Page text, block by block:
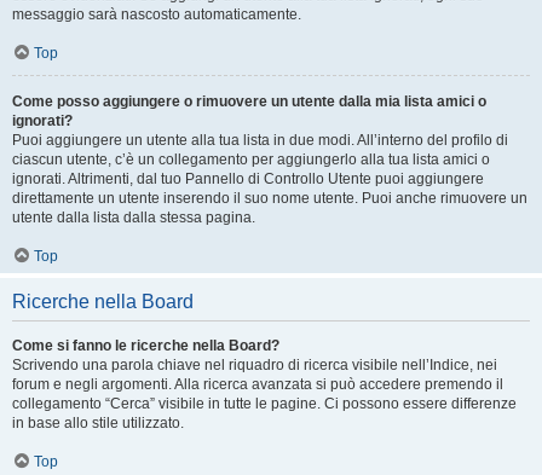
messaggio sarà nascosto automaticamente.
Top
Come posso aggiungere o rimuovere un utente dalla mia lista amici o
ignorati?
Puoi aggiungere un utente alla tua lista in due modi. All’interno del profilo di
ciascun utente, c’è un collegamento per aggiungerlo alla tua lista amici o
ignorati. Altrimenti, dal tuo Pannello di Controllo Utente puoi aggiungere
direttamente un utente inserendo il suo nome utente. Puoi anche rimuovere un
utente dalla lista dalla stessa pagina.
Top
Ricerche nella Board
Come si fanno le ricerche nella Board?
Scrivendo una parola chiave nel riquadro di ricerca visibile nell’Indice, nei
forum e negli argomenti. Alla ricerca avanzata si può accedere premendo il
collegamento “Cerca” visibile in tutte le pagine. Ci possono essere differenze
in base allo stile utilizzato.
Top